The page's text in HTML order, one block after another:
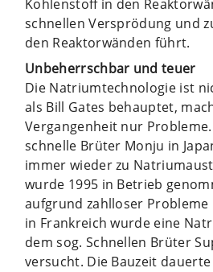
Kohlenstoff in den
schnellen Versprödung und
den Reaktorwänden führt.
Unbeherrschbar und teuer
Die Natriumtechnologie ist
als Bill Gates behauptet,
Vergangenheit nur
schnelle Brüter Monju in
immer wieder zu
wurde 1995 in Betrieb
aufgrund zahlloser Probleme
in Frankreich wurde eine
dem sog. Schnellen Brüter
versucht. Die Bauzeit